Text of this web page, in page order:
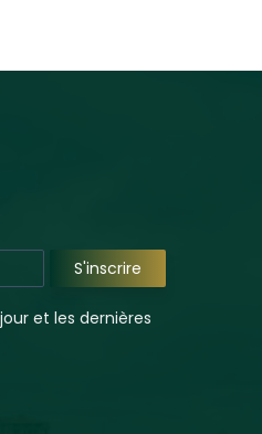
: clap de fin
sur l’opération de
curage et
par l’AGETIPE
et les dernières